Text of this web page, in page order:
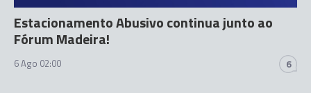
Estacionamento Abusivo continua junto ao
Fórum Madeira!
6 Ago 02:00 6